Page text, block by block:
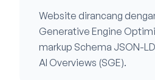
Website dirancang
Generative Engine
markup Schema JSON-
AI Overviews (SGE).